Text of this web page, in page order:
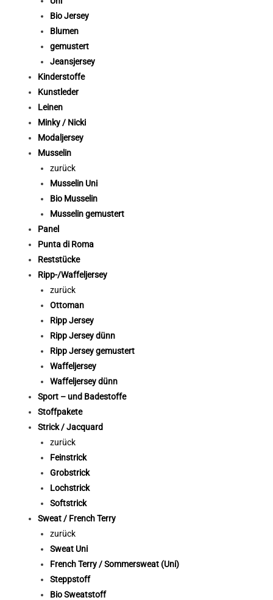
Bio Jersey
Blumen
gemustert
Jeansjersey
Kinderstoffe
Kunstleder
Leinen
Minky / Nicki
Modaljersey
Musselin
zurück
Musselin Uni
Bio Musselin
Musselin gemustert
Panel
Punta di Roma
Reststücke
Ripp-/Waffeljersey
zurück
Ottoman
Ripp Jersey
Ripp Jersey dünn
Ripp Jersey gemustert
Waffeljersey
Waffeljersey dünn
Sport – und Badestoffe
Stoffpakete
Strick / Jacquard
zurück
Feinstrick
Grobstrick
Lochstrick
Softstrick
Sweat / French Terry
zurück
Sweat Uni
French Terry / Sommersweat (Uni)
Steppstoff
Bio Sweatstoff